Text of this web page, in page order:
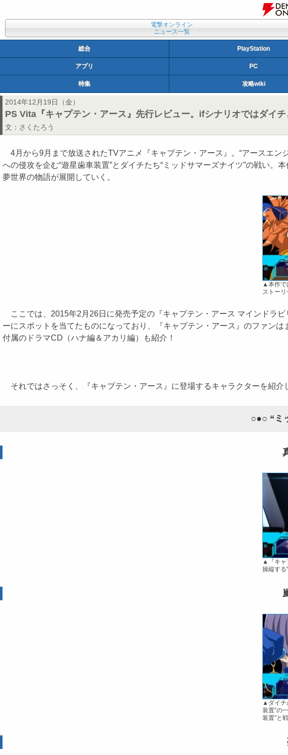
電撃オンライン
ニュース一覧
総合 PlayStation
アプリ PC
特集 攻略wiki
2014年12月19日（金）
PS Vita『キャプテン・アース』先行レビュー。ifシナリオではダイ
文： さくたろう
4月から9月まで放送されたTVアニメ『キャプテン・アース』。“アースエン
への侵攻を企む“遊星歯車装置”とダイチたち“ミッドサマーズナイツ”の戦い
夢世界の物語が展開していく。
▲本作で
ストーリ
ここでは、2015年2月26日に発売予定の『キャプテン・アース マインドラビ
ーにスポットを当てたものになっており、『キャプテン・アース』のファン
付属のドラマCD（ハナ編＆アカリ編）も紹介！
それではさっそく、『キャプテン・アース』に登場するキャラクターを紹介
○●○ “ミ
▲『キャ
操縦する
▲ダイチ
装置”の
装置”と